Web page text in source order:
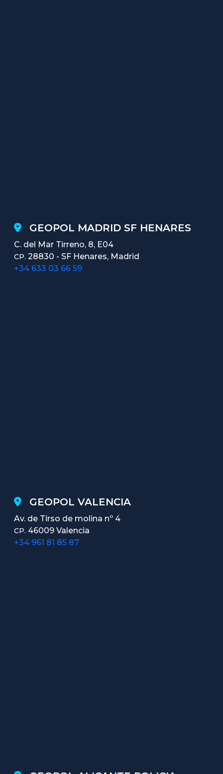
GEOPOL MADRID SF HENARES
C. del Mar Tirreno, 8, E04
CP. 28830 - SF Henares, Madrid
+34 633 03 66 59
GEOPOL VALENCIA
Av. de Tirso de molina nº 4
CP. 46009 Valencia
+34 961 81 85 87